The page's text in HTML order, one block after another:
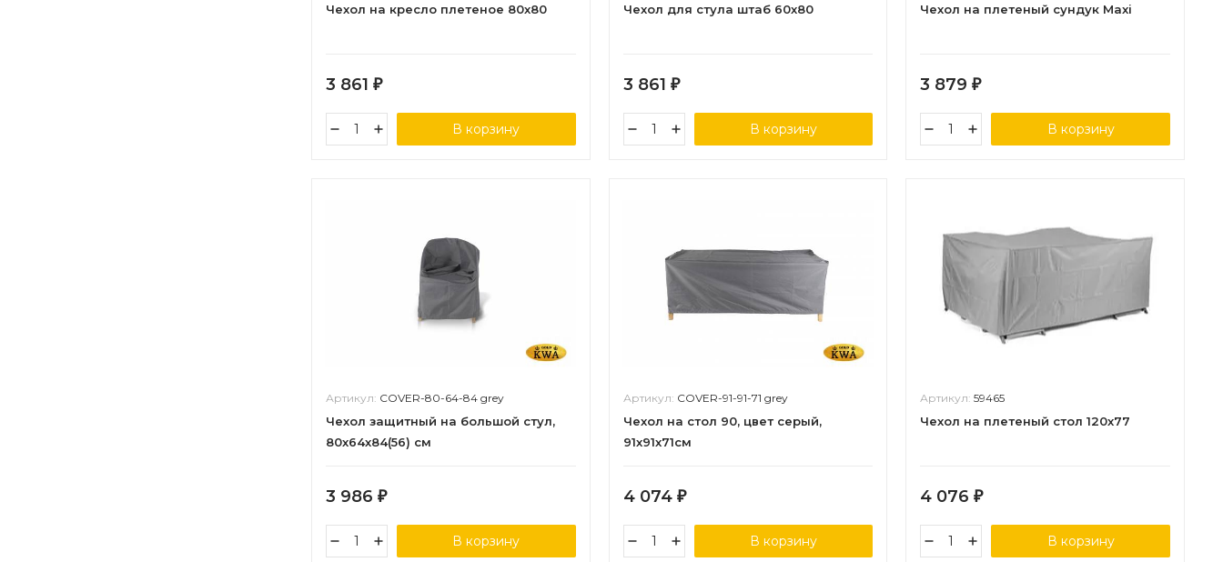
Чехол на кресло плетеное 80х80
3 861 ₽
В корзину
Чехол для стула штаб 60х80
3 861 ₽
В корзину
Чехол на плетеный сундук Maxi
3 879₽
В корзину
Артикул: COVER-80-64-84 grey
Чехол защитный на большой стул,
80х64х84(56) см
3 986 ₽
В корзину
Артикул: COVER-91-91-71 grey
Чехол на стол 90, цвет серый,
91х91х71см
4 074 ₽
В корзину
Артикул:59465
Чехол на плетеный стол 120х77
4 076₽
В корзину